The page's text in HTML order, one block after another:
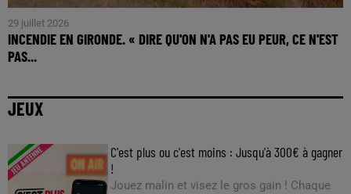
29 juillet 2026
INCENDIE EN GIRONDE. « DIRE QU'ON N'A PAS EU PEUR, CE N'EST
PAS...
JEUX
C'est plus ou c'est moins : Jusqu'à 300€ à gagner
!
Jouez malin et visez le gros gain ! Chaque